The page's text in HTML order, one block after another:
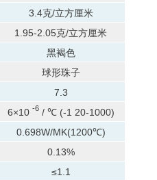
3.4克/立方厘米
1.95-2.05克/立方厘米
黑褐色
球形珠子
7.3
6×10 -6/ ℃ (-1 20-1000)
0.698W/MK(1200℃)
0.13%
≤1.1